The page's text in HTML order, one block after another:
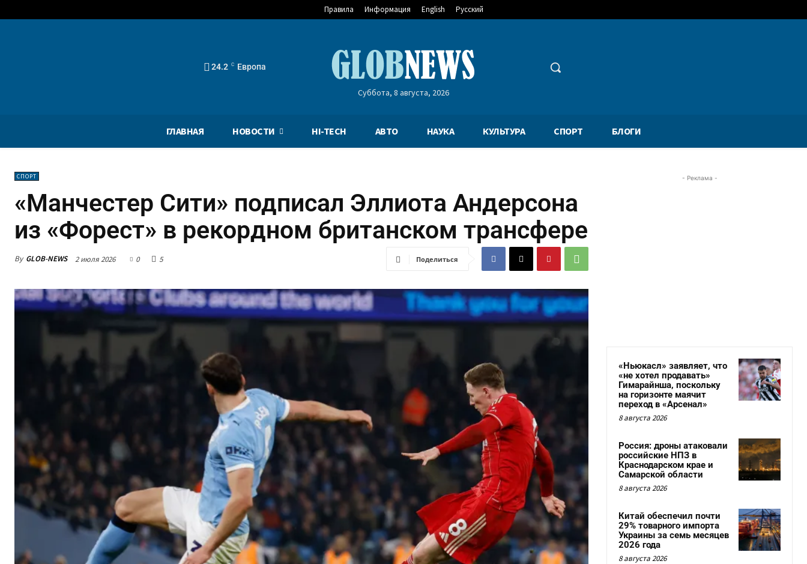
Правила Информация English Русский
24.2 C Европа
Суббота, 8 августа, 2026
ГЛАВНАЯ НОВОСТИ HI-TECH АВТО НАУКА КУЛЬТУРА СПОРТ БЛОГИ
СПОРТ
«Манчестер Сити» подписал Эллиота Андерсона
из «Форест» в рекордном британском трансфере
By GLOB-NEWS 2 июля 2026 0 5 Поделиться
- Реклама -
«Ньюкасл» заявляет, что
«не хотел продавать»
Гимарайнша, поскольку
на горизонте маячит
переход в «Арсенал»
8 августа 2026
Россия: дроны атаковали
российские НПЗ в
Краснодарском крае и
Самарской области
8 августа 2026
Китай обеспечил почти
29% товарного импорта
Украины за семь месяцев
2026 года
8 августа 2026